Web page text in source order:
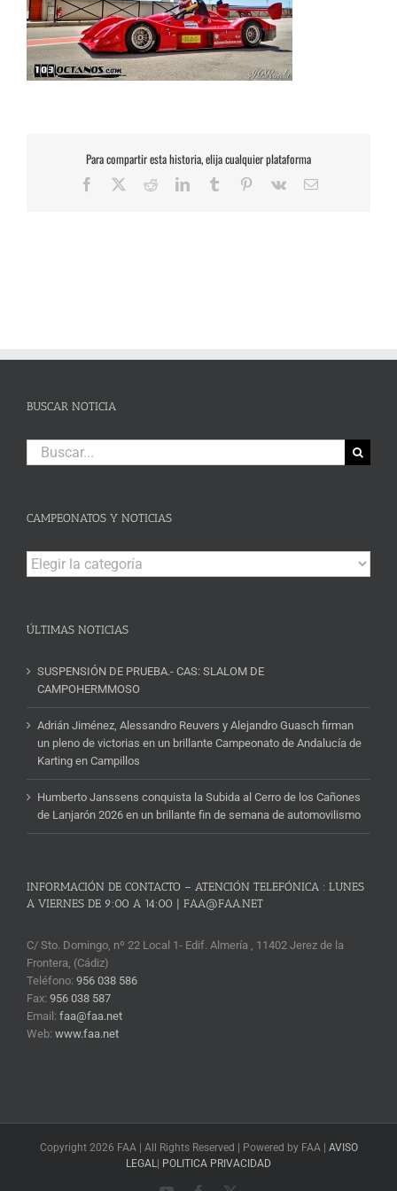
Para compartir esta historia, elija cualquier plataforma
Facebook RedditLinkedInTumblr Pinterest
Vk
Correo
BUSCAR NOTICIA
Buscar:
CAMPEONATOS Y NOTICIAS
Campeonatos
y
ÚLTIMAS NOTICIAS
SUSPENSIÓN DE PRUEBA.- CAS: SLALOM DE
CAMPOHERMMOSO
Adrián Jiménez, Alessandro Reuvers y Alejandro Guasch firman
un pleno de victorias en un brillante Campeonato de Andalucía de
Karting en Campillos
Humberto Janssens conquista la Subida al Cerro de los Cañones
de Lanjarón 2026 en un brillante fin de semana de automovilismo
INFORMACIÓN DE CONTACTO – ATENCIÓN TELEFÓNICA : LUNES
A VIERNES DE 9:00 A 14:00 | FAA@FAA.NET
C/ Sto. Domingo, nº 22 Local 1- Edif. Almería , 11402 Jerez de la
Frontera, (Cádiz)
Teléfono: 956 038 586
Fax: 956 038 587
Email: faa@faa.net
Web: www.faa.net
Copyright 2026 FAA | All Rights Reserved | Powered by FAA | AVISO
LEGAL | POLITICA PRIVACIDAD